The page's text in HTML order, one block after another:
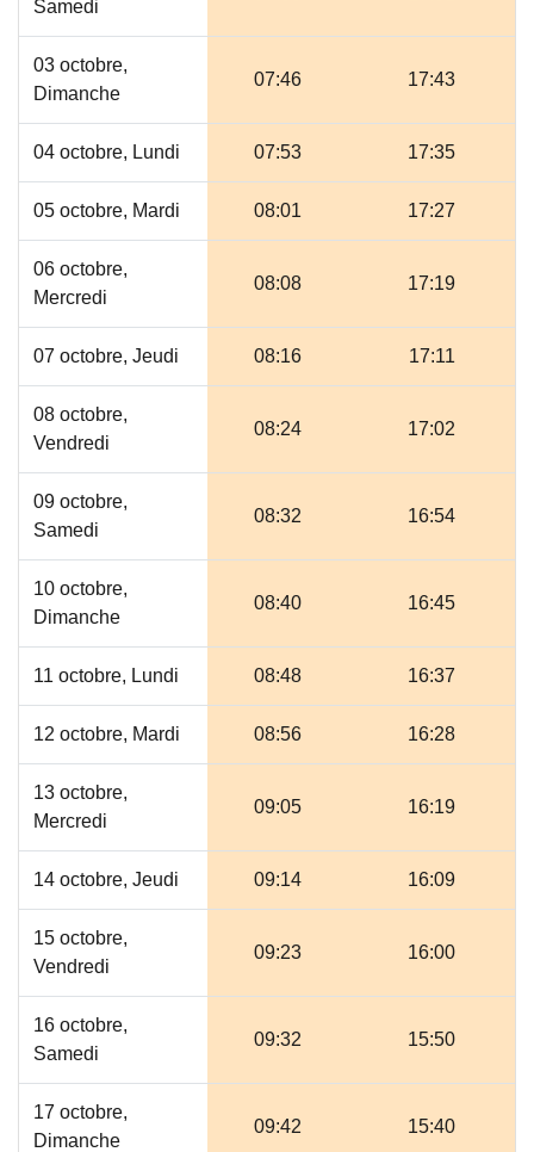
Samedi
03 octobre,
Dimanche
07:46 17:43
04 octobre, Lundi 07:53 17:35
05 octobre, Mardi 08:01 17:27
06 octobre,
Mercredi
08:08 17:19
07 octobre, Jeudi 08:16 17:11
08 octobre,
Vendredi
08:24 17:02
09 octobre,
Samedi
08:32 16:54
10 octobre,
Dimanche
08:40 16:45
11 octobre, Lundi 08:48 16:37
12 octobre, Mardi 08:56 16:28
13 octobre,
Mercredi
09:05 16:19
14 octobre, Jeudi 09:14 16:09
15 octobre,
Vendredi
09:23 16:00
16 octobre,
Samedi
09:32 15:50
17 octobre,
Dimanche
09:42 15:40